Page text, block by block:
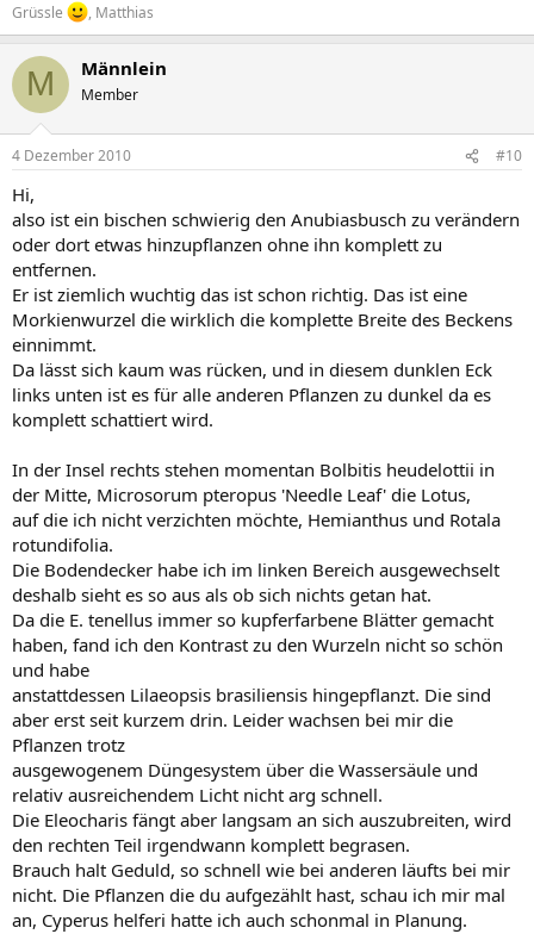
Grüssle , Matthias
M Männlein
Member
4 Dezember 2010 #10
Hi,
also ist ein bischen schwierig den Anubiasbusch zu verändern
oder dort etwas hinzupflanzen ohne ihn komplett zu
entfernen.
Er ist ziemlich wuchtig das ist schon richtig. Das ist eine
Morkienwurzel die wirklich die komplette Breite des Beckens
einnimmt.
Da lässt sich kaum was rücken, und in diesem dunklen Eck
links unten ist es für alle anderen Pflanzen zu dunkel da es
komplett schattiert wird.
In der Insel rechts stehen momentan Bolbitis heudelottii in
der Mitte, Microsorum pteropus 'Needle Leaf' die Lotus,
auf die ich nicht verzichten möchte, Hemianthus und Rotala
rotundifolia.
Die Bodendecker habe ich im linken Bereich ausgewechselt
deshalb sieht es so aus als ob sich nichts getan hat.
Da die E. tenellus immer so kupferfarbene Blätter gemacht
haben, fand ich den Kontrast zu den Wurzeln nicht so schön
und habe
anstattdessen Lilaeopsis brasiliensis hingepflanzt. Die sind
aber erst seit kurzem drin. Leider wachsen bei mir die
Pflanzen trotz
ausgewogenem Düngesystem über die Wassersäule und
relativ ausreichendem Licht nicht arg schnell.
Die Eleocharis fängt aber langsam an sich auszubreiten, wird
den rechten Teil irgendwann komplett begrasen.
Brauch halt Geduld, so schnell wie bei anderen läufts bei mir
nicht. Die Pflanzen die du aufgezählt hast, schau ich mir mal
an, Cyperus helferi hatte ich auch schonmal in Planung.